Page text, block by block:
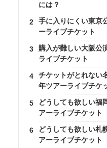
には？
手に入りにくい東京
ーライブチケット
購入が難しい大阪公
ライブチケット
チケットがとれない
年ツアーライブチケ
どうしても欲しい福
アーライブチケット
どうしても欲しい札
アーライブチケット